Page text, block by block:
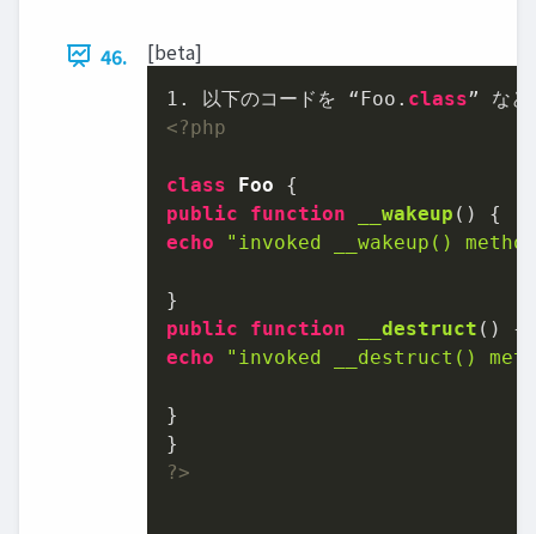
46. [beta]
1 . 以下のコードを “Foo. class
<?php
class Foo
public
function __wakeup ( )
echo
"invoked __wakeup()
public
function __destruct ( )
echo
"invoked __destruct()
}
?>